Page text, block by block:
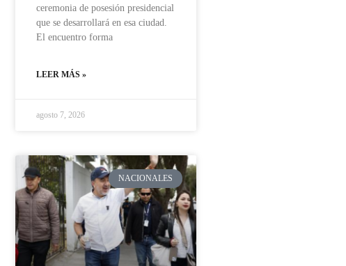
ceremonia de posesión presidencial
que se desarrollará en esa ciudad.
El encuentro forma
LEER MÁS »
agosto 7, 2026
NACIONALES